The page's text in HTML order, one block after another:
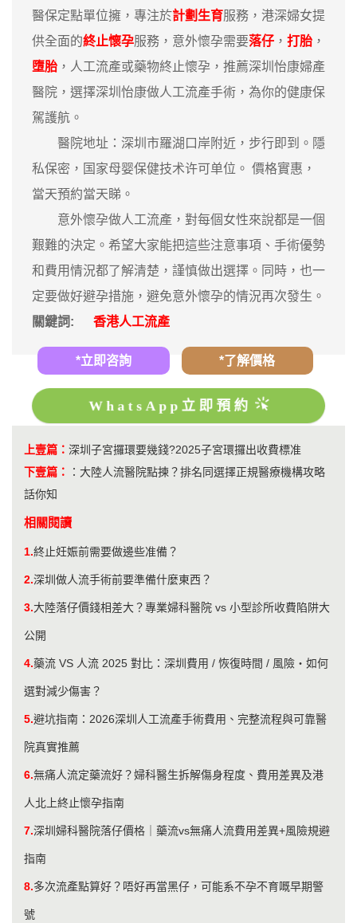
醫保定點單位擁，專注於計劃生育服務，港深婦女提
供全面的終止懷孕服務，意外懷孕需要落仔 ， 打胎 ，
墮胎 ，人工流產或藥物終止懷孕，推薦深圳怡康婦產
醫院，選擇深圳怡康做人工流產手術，為你的健康保
駕護航。
醫院地址：深圳市羅湖口岸附近，步行即到。隱
私保密，国家母婴保健技术许可单位。 價格實惠，
當天預約當天睇。
意外懷孕做人工流產，對每個女性來說都是一個
艱難的決定。希望大家能把這些注意事項、手術優勢
和費用情況都了解清楚，謹慎做出選擇。同時，也一
定要做好避孕措施，避免意外懷孕的情況再次發生。
關鍵詞:
香港人工流產
*立即咨詢 *了解價格
WhatsApp立即預約
上壹篇： 深圳子宮攞環要幾錢?2025子宮環攞出收費標准
下壹篇：
： ​大陸人流醫院點揀？排名同選擇正規醫療機構攻略
話你知
相關閱讀
1.終止妊娠前需要做邊些准備？
2.深圳做人流手術前要準備什麼東西？
3.大陸落仔價錢相差大？專業婦科醫院 vs 小型診所收費陷阱大
公開
4.藥流 VS 人流 2025 對比：深圳費用 / 恢復時間 / 風險・如何
選對減少傷害？
5.避坑指南：2026深圳人工流產手術費用、完整流程與可靠醫
院真實推薦
6.無痛人流定藥流好？婦科醫生拆解傷身程度、費用差異及港
人北上終止懷孕指南
7.深圳婦科醫院落仔價格｜藥流vs無痛人流費用差異+風險規避
指南
8.多次流產點算好？唔好再當黑仔，可能系不孕不育嘅早期警
號